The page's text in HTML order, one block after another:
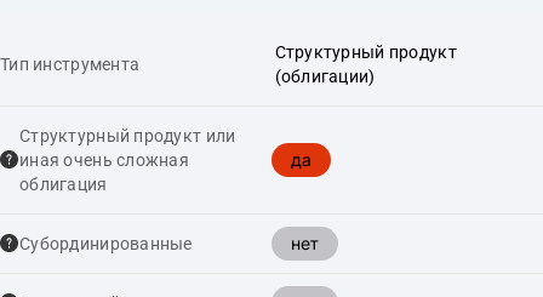
Тип инструмента
Структурный продукт
(облигации)
Структурный продукт или
иная очень сложная
облигация
да
Cубординированные нет